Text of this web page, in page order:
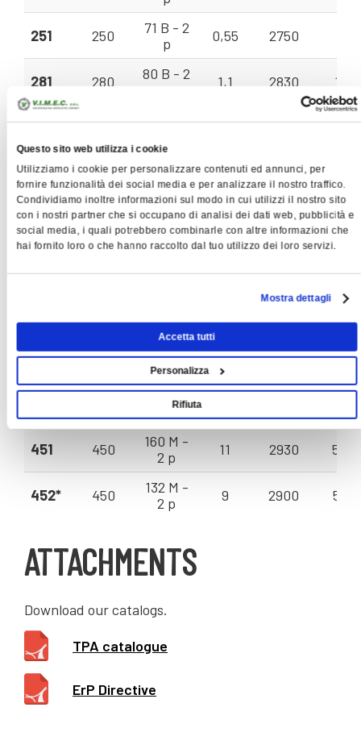
Questo sito web utilizza i cookie
Utilizziamo i cookie per personalizzare contenuti ed annunci, per
fornire funzionalità dei social media e per analizzare il nostro traffico.
Condividiamo inoltre informazioni sul modo in cui utilizzi il nostro sito
con i nostri partner che si occupano di analisi dei dati web, pubblicità e
social media, i quali potrebbero combinarle con altre informazioni che
hai fornito loro o che hanno raccolto dal tuo utilizzo dei loro servizi.
Mostra dettagli
Accetta tutti
Personalizza
Rifiuta
251 250
71 B - 2
p
0,55 2750
281 280
80 B - 2
1,1 2830 14
282* 280
80 A - 2
0,75 2830 12
311 310
90 L - 2
p
2,2 2850
312* 310
90 S - 2
p
1,5 2850 18
p
2 p
401 400
132 S - 2
p
7,5 2900 40 -
132 S - 2
451 450
160 M -
2 p
11 2930 56 -
452* 450
132 M -
2 p
9 2900 50 -
ATTACHMENTS
Download our catalogs.
TPA catalogue
ErP Directive